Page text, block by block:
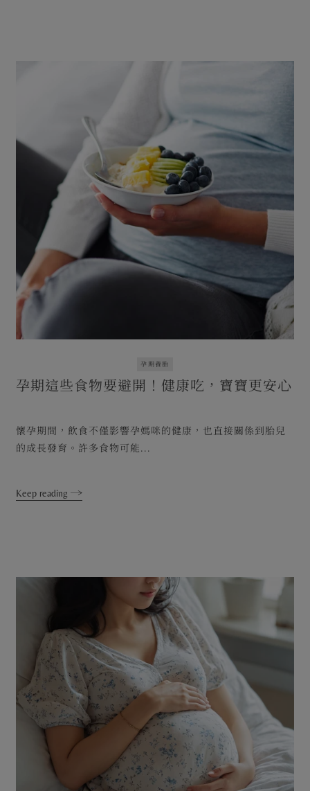
孕期養胎
孕期這些食物要避開！健康吃，寶寶更安心
懷孕期間，飲食不僅影響孕媽咪的健康，也直接關係到胎兒
的成長發育。許多食物可能...
Keep reading